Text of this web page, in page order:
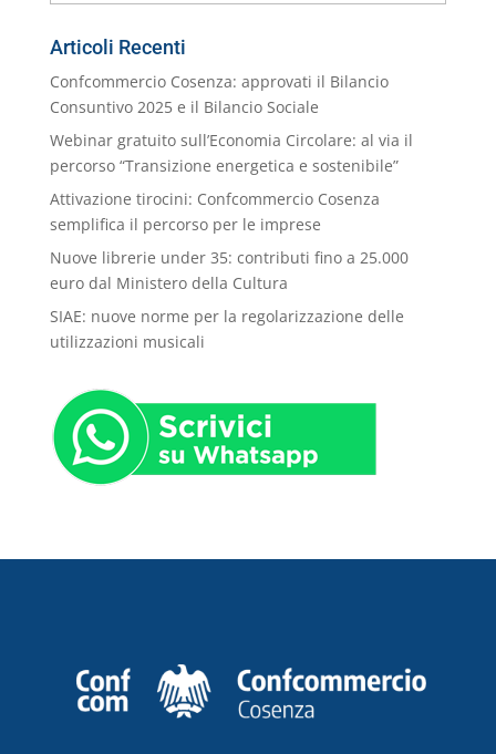
nostre
Categorie
Articoli Recenti
Confcommercio Cosenza: approvati il Bilancio
Consuntivo 2025 e il Bilancio Sociale
Webinar gratuito sull’Economia Circolare: al via il
percorso “Transizione energetica e sostenibile”
Attivazione tirocini: Confcommercio Cosenza
semplifica il percorso per le imprese
Nuove librerie under 35: contributi fino a 25.000
euro dal Ministero della Cultura
SIAE: nuove norme per la regolarizzazione delle
utilizzazioni musicali